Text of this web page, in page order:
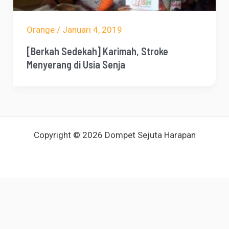
Orange/ Januari 4, 2019
[Berkah Sedekah] Karimah, Stroke
Menyerang di Usia Senja
Copyright © 2026 Dompet Sejuta Harapan